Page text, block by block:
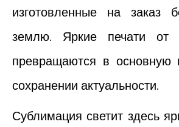
изготовленные на заказ
землю. Яркие печати
превращаются в основную
сохранении актуальности.
Сублимация светит здесь